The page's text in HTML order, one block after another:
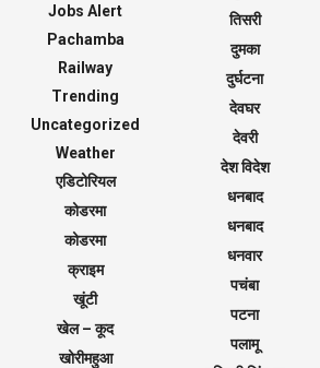
Jobs Alert
Pachamba
Railway
Trending
Uncategorized
Weather
एडिटोरियल
कोडरमा
कोडरमा
क्राइम
खूंटी
खेल – कूद
खोरीमहुआ
तिसरी
दुमका
दुर्घटना
देवघर
देवरी
देश विदेश
धनबाद
धनबाद
धनवार
पचंबा
पटना
पलामू